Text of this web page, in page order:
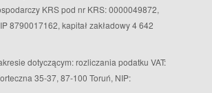
KRS pod nr KRS: 0000049872,
8790017162, kapitał zakładowy 4 642
dotyczącym: rozliczania podatku VAT:
35-37, 87-100 Toruń, NIP: